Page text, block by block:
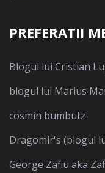
PREFERATII
Blogul lui Cristian
blogul lui Marius
cosmin bumbutz
Dragomir's (blogul
George Zafiu aka